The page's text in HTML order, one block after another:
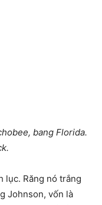
bang Florida.
lục. Răng nó trắng
Johnson, vốn là